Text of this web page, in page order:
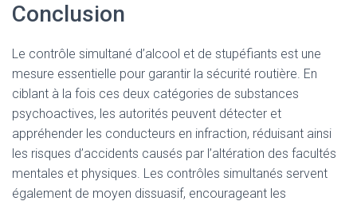
Conclusion
Le contrôle simultané d’alcool et de stupéfiants est une
mesure essentielle pour garantir la sécurité routière. En
ciblant à la fois ces deux catégories de substances
psychoactives, les autorités peuvent détecter et
appréhender les conducteurs en infraction, réduisant ainsi
les risques d’accidents causés par l’altération des facultés
mentales et physiques. Les contrôles simultanés servent
également de moyen dissuasif, encourageant les